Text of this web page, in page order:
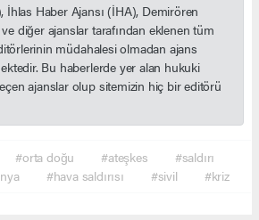
İhlas Haber Ajansı (İHA), Demirören
diğer ajanslar tarafından eklenen tüm
müdahalesi olmadan ajans
Bu haberlerde yer alan hukuki
ajanslar olup sitemizin hiç bir editörü
#orta doğu #ateşkes
#saldırı
#hava saldırısı #sivil #kriz